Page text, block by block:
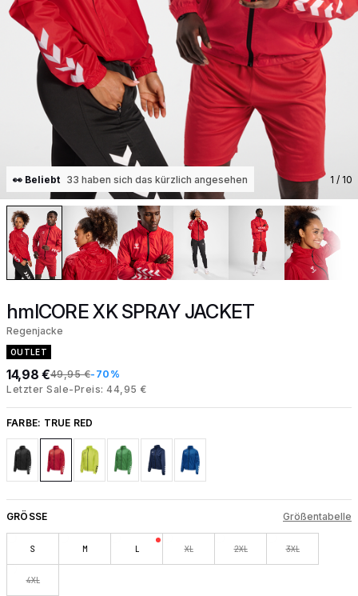
👀 Beliebt 33 haben sich das kürzlich angesehen 1 / 10
hmlCORE XK SPRAY JACKET
Regenjacke
OUTLET
14,98 €49,95 €-70%
Letzter Sale-Preis: 44,95 €
FARBE: TRUE RED
GRÖSSE Größentabelle
S M L XL 2XL 3XL
4XL